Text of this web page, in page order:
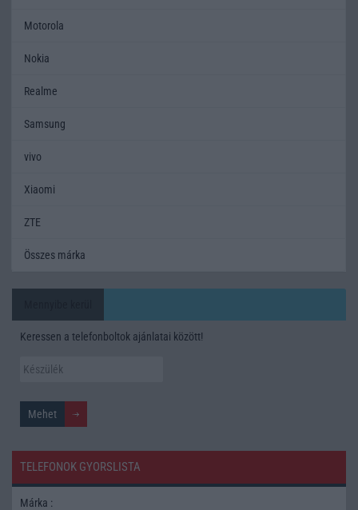
Motorola
Nokia
Realme
Samsung
vivo
Xiaomi
ZTE
Összes márka
Keressen a telefonboltok ajánlatai között!
TELEFONOK GYORSLISTA
Márka :